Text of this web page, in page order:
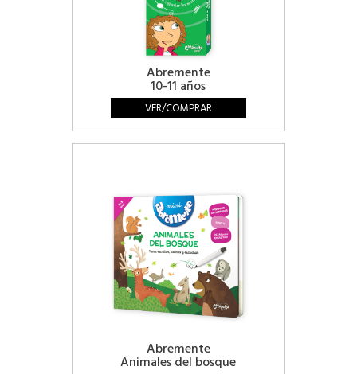
Abremente
10-11 años
VER/COMPRAR
Abremente
Animales del bosque